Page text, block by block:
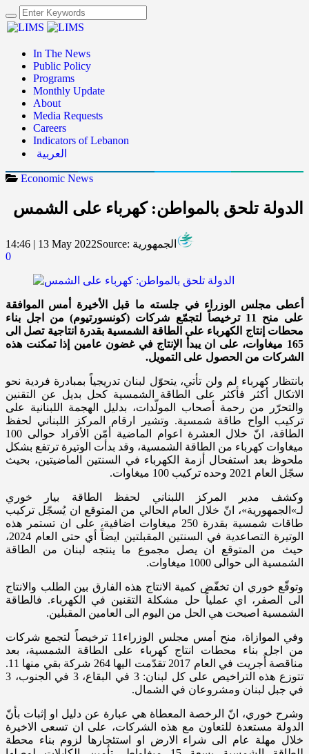
In The News
Public Policy
Programs
Monthly Update
About
Media Requests
Careers
Indicators of Lebanon
العربية
Economic News
الدولة تلحق بالمواطن: كهرباء على الشمس
14:46 | 13 May 2022Source: الجمهورية
0
أعطى مجلس الوزراء في جلسته ما قبل الأخيرة أمس الموافقة
على منح 11 ترخيصاً لتجمّع شركات (كونسورتيوم) من اجل بناء
محطات إنتاج الكهرباء على الطاقة الشمسية بقدرة انتاجية تصل الى
165 ميغاوات، على ان يبدأ الإنتاج في غضون عامين إذا تمكنت هذه
الشركات من الحصول على التمويل.
بانتظار كهرباء لم ولن تأتي، يتحوّل لبنان تدريجياً بمبادرة فردية نحو
الاتكال أكثر فأكثر على الطاقة الشمسية كحل بديل عن التقنين
والتحرّر من رحمة أصحاب المولّدات، بدليل الهجمة اللبنانية على
تركيب الواح طاقة شمسية. وتشير ارقام المركز اللبناني لحفظ
الطاقة، انّ خلال العشرة اعوام الماضية أمّن الأفراد حوالى 100
ميغاوات كهرباء من الطاقة الشمسية، وقد بدأت الوتيرة ترتفع بشكل
ملحوظ بعد استفحال أزمة الكهرباء في السنتين الماضيتين، بحيث
سجّل العام 2021 وحده تركيب 100 ميغاوات.
وكشف مدير المركز اللبناني لحفظ الطاقة بيار خوري
لـ»الجمهورية»، انّ خلال العام الحالي من المتوقع ان يُسجّل تركيب
طاقات شمسية بقدرة 250 ميغاوات اضافية، على ان تستمر هذه
الوتيرة التصاعدية في السنتين المقبلتين ايضاً أي حتى العام 2024،
حيث من المتوقع ان يصل مجموع ما ينتجه لبنان من الطاقة
الشمسية الى حوالى 1000 ميغاوات.
وتوقّع خوري ان تخفّض كمية الانتاج هذه الفارق بين الطلب والانتاج
الى الصفر، اي عملياً حل مشكلة التقنين في الكهرباء. فالطاقة
الشمسية اصبحت هي الحل من اليوم الى العامين المقبلين.
وفي الموازاة، منح أمس مجلس الوزراء11 ترخيصاً لتجمع شركات
من اجل بناء محطات انتاج كهرباء على الطاقة الشمسية، بعد
مناقصة أُجريت في العام 2017 تقدّمت اليها 264 شركة بقي منها 11.
تتوزع هذه التراخيص على كل لبنان: 3 في البقاع، 3 في الجنوب، 3
في جبل لبنان ومشروعان في الشمال.
وشرح خوري، انّ الرخصة المعطاة هي عبارة عن دليل او إثبات بأنّ
الدولة مستعدة للتعاون مع هذه الشركات، على ان تسعى الاخيرة
خلال مهلة عام الى شراء الارض او استئجارها لزوم بناء محطة